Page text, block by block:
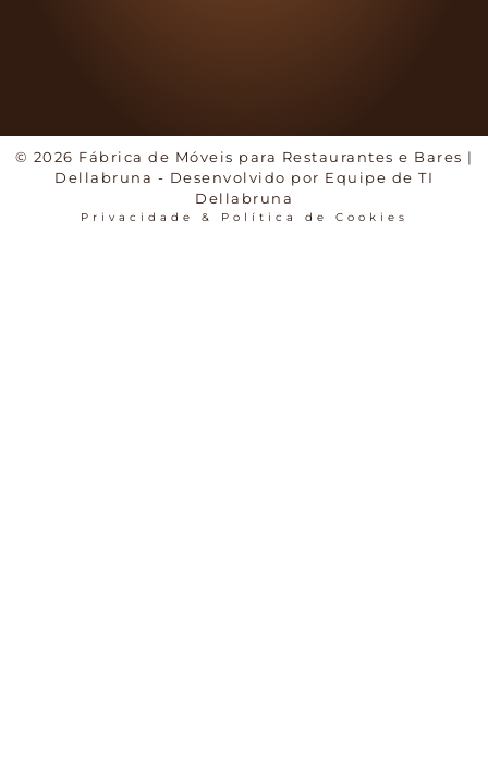
© 2026 Fábrica de Móveis para Restaurantes e Bares |
Dellabruna - Desenvolvido por Equipe de TI
Dellabruna
Privacidade & Política de Cookies